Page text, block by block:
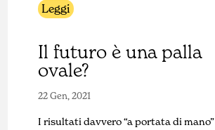
Leggi
Il futuro è una palla
ovale?
22 Gen, 2021
I risultati davvero “a portata di mano”